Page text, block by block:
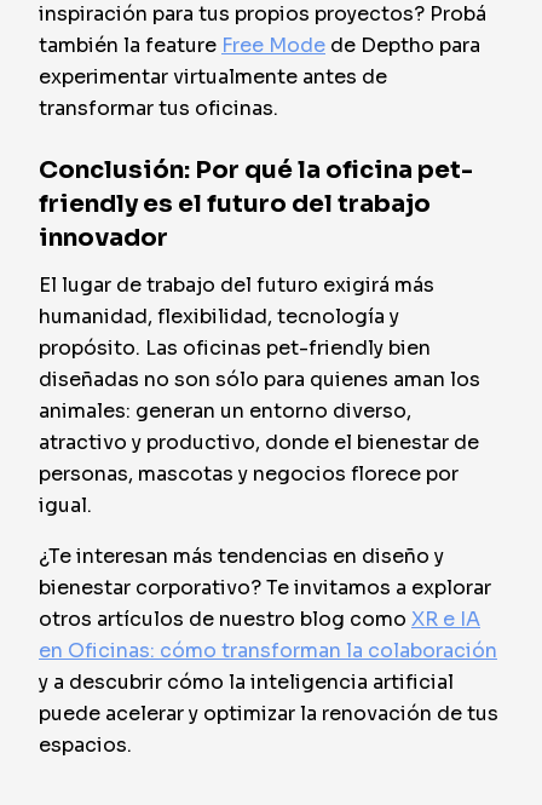
inspiración para tus propios proyectos? Probá
también la feature Free Mode de Deptho para
experimentar virtualmente antes de
transformar tus oficinas.
Conclusión: Por qué la oficina pet-
friendly es el futuro del trabajo
innovador
El lugar de trabajo del futuro exigirá más
humanidad, flexibilidad, tecnología y
propósito. Las oficinas pet-friendly bien
diseñadas no son sólo para quienes aman los
animales: generan un entorno diverso,
atractivo y productivo, donde el bienestar de
personas, mascotas y negocios florece por
igual.
¿Te interesan más tendencias en diseño y
bienestar corporativo? Te invitamos a explorar
otros artículos de nuestro blog como XR e IA
en Oficinas: cómo transforman la colaboración
y a descubrir cómo la inteligencia artificial
puede acelerar y optimizar la renovación de tus
espacios.